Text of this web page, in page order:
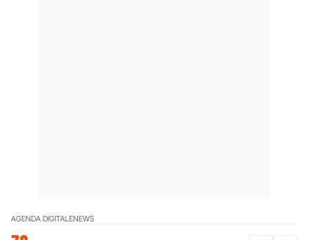
AGENDA DIGITALENEWS